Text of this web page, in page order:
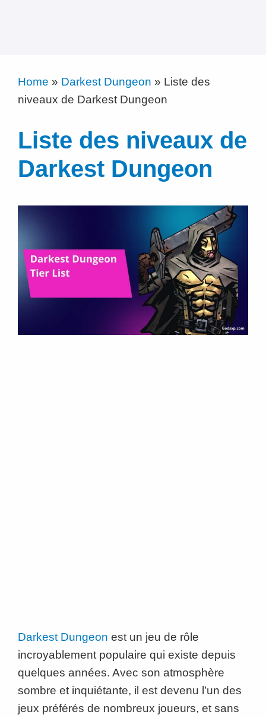
Home » Darkest Dungeon » Liste des
niveaux de Darkest Dungeon
Liste des niveaux de
Darkest Dungeon
Darkest Dungeon est un jeu de rôle
incroyablement populaire qui existe depuis
quelques années. Avec son atmosphère
sombre et inquiétante, il est devenu l’un des
jeux préférés de nombreux joueurs, et sans